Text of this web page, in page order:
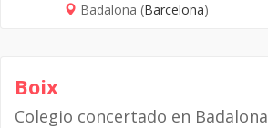
Badalona (Barcelona)
Boix
Colegio concertado en Badalona